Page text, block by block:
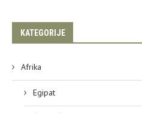
KATEGORIJE
Afrika
Egipat